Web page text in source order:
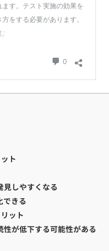
ト
見しやすくなる
できる
ット
が低下する可能性がある